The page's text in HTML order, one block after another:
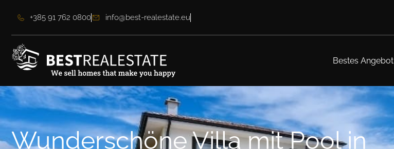
+385 91 762 0800 info@best-realestate.eu
Bestes Angebot
Wunderschöne Villa mit Pool in